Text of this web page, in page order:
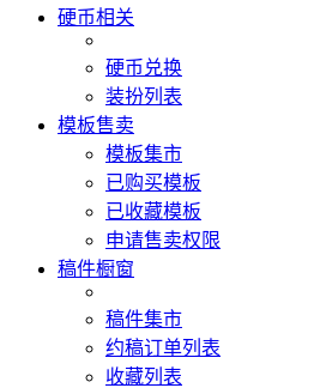
硬币相关
硬币兑换
装扮列表
模板售卖
模板集市
已购买模板
已收藏模板
申请售卖权限
稿件橱窗
稿件集市
约稿订单列表
收藏列表